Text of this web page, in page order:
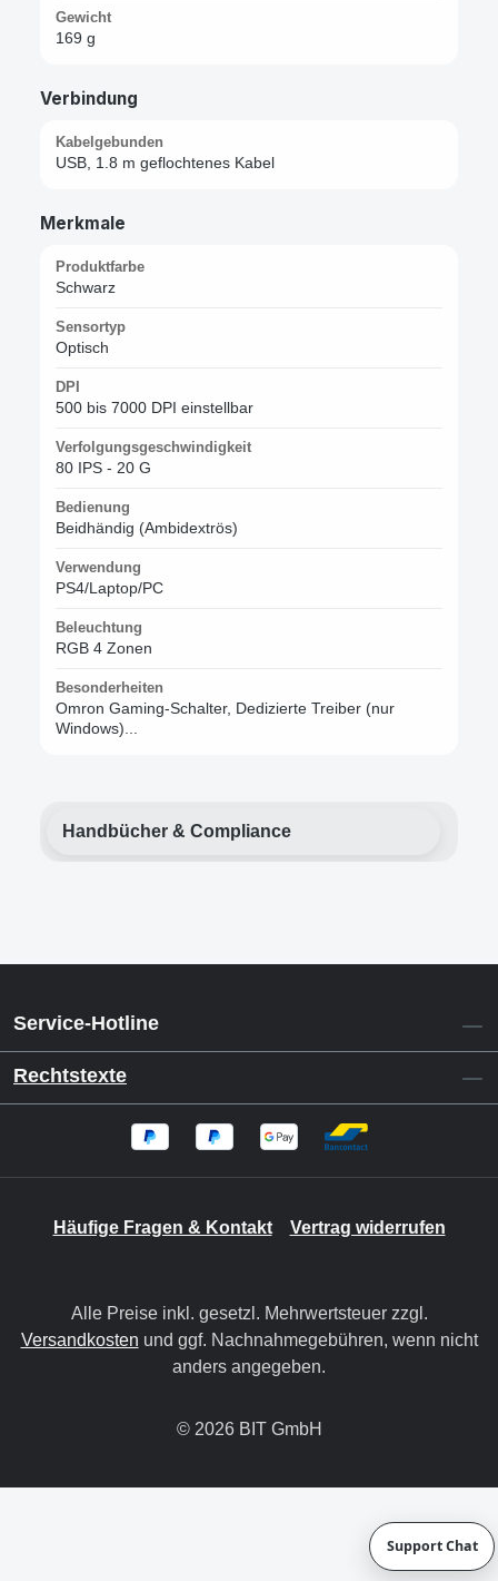
Gewicht
169 g
Verbindung
Kabelgebunden
USB, 1.8 m geflochtenes Kabel
Merkmale
Produktfarbe
Schwarz
Sensortyp
Optisch
DPI
500 bis 7000 DPI einstellbar
Verfolgungsgeschwindigkeit
80 IPS - 20 G
Bedienung
Beidhändig (Ambidextrös)
Verwendung
PS4/Laptop/PC
Beleuchtung
RGB 4 Zonen
Besonderheiten
Omron Gaming-Schalter, Dedizierte Treiber (nur
Windows)...
Handbücher & Compliance
Service-Hotline
Rechtstexte
Häufige Fragen & Kontakt Vertrag widerrufen
Alle Preise inkl. gesetzl. Mehrwertsteuer zzgl.
Versandkosten und ggf. Nachnahmegebühren, wenn nicht
anders angegeben.
© 2026 BIT GmbH
Support Chat